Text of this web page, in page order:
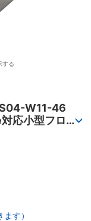
する
W11-46
応小型フロア
す）